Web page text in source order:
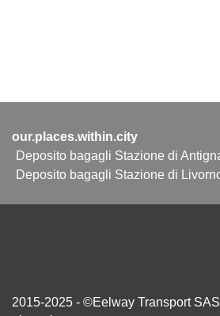
our.places.within.city
Deposito bagagli Stazione di
Deposito bagagli Stazione di
2015-2025 - ©Eelway Transport